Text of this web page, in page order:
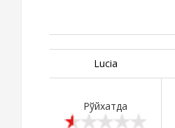
Lucia
Рўйхатда